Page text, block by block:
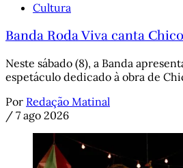
Cultura
Banda Roda Viva canta
Neste sábado (8), a Banda
espetáculo dedicado à obra de
Por Redação Matinal
/ 7 ago 2026